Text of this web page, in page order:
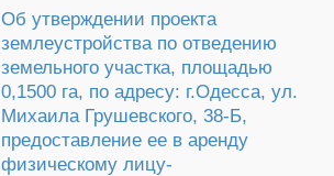
Об утверждении проекта
землеустройства по отведению
земельного участка, площадью
0,1500 га, по адресу: г.Одесса, ул.
Михаила Грушевского, 38-Б,
предоставление ее в аренду
физическому лицу-